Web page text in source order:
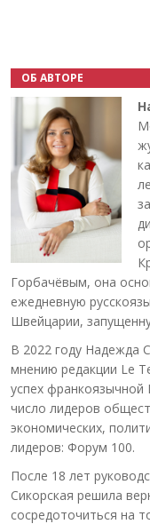
ОБ АВТОРЕ
Горбачёвым, она
ежедневную
Швейцарии,
В 2022 году Надежда
мнению редакции Le
успех
число лидеров
экономических,
лидеров: Форум 100.
После 18 лет
Сикорская решила
сосредоточиться на